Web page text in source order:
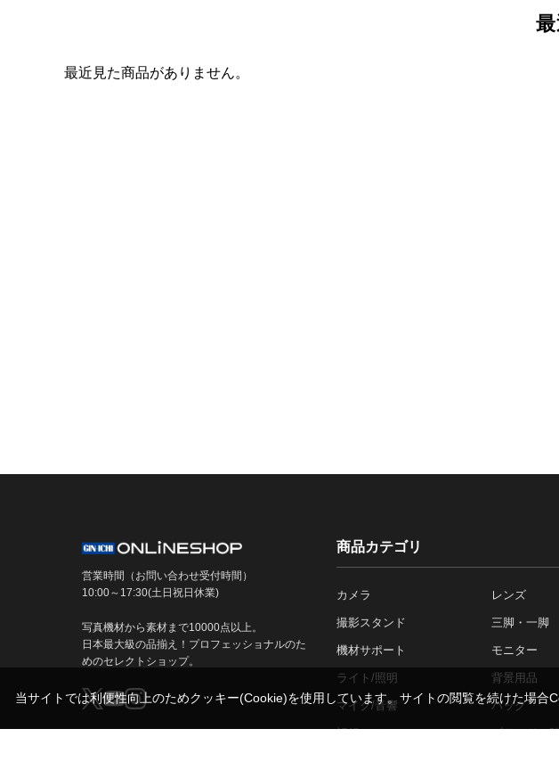
最近見た商品がありません。
営業時間（お問い合わせ受付時間）
10:00～17:30(土日祝日休業)
写真機材から素材まで10000点以上。
日本最大級の品揃え！プロフェッショナルのた
めのセレクトショップ。
商品カテゴリ
カメラ レンズ
撮影スタンド 三脚・一脚
機材サポート モニター
ライト/照明 背景用品
マイク/音響 バッグ
記録メディア ブランド一
当サイトでは利便性向上のためクッキー(Cookie)を使用しています。サイトの閲覧を続けた場合